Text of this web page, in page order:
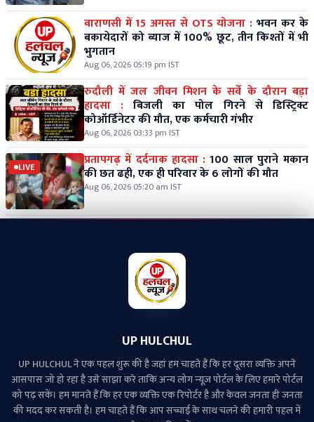
वाराणसी में 15 अगस्त से OTS योजना : भवन कर के
बकायेदारों को ब्याज में 100% छूट, तीन किश्तों में भी
भुगतान
Aug 06, 2026 05:19 pm IST
रुदौली में जल जीवन मिशन के सर्वे के दौरान बड़ा
हादसा : बिजली का पोल गिरने से डिस्ट्रिक्ट
कोऑर्डिनेटर की मौत, एक कर्मचारी गंभीर
Aug 06, 2026 03:33 pm IST
LIVE प्रतापगढ़ में दर्दनाक हादसा : 100 साल पुराने मकान
की छत ढही, एक ही परिवार के 6 लोगों की मौत
Aug 06, 2026 05:20 am IST
UP HULCHUL
UP HULCHUL ने एक पहल शुरू की है जहां हम चाहते हैं कि हर दूसरा व्‍यक्ति अपने
आसपास जो हो रहा है उसे साझा करे ताकि अन्‍य लोग न्‍यूज पोर्टल के लिए हमारे पोर्टल
को पढ़ सकें। हम मानते हैं कि हर एक व्यक्ति एक रिपोर्टर है और केवल जनता ही जनता
की मदद कर सकती है। हम चाहते हैं कि आप सच्चाई के साथ चलने की हमारी पहल में